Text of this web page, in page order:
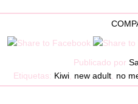
Publicado por
Etiquetas: Kiwi, new adult, no